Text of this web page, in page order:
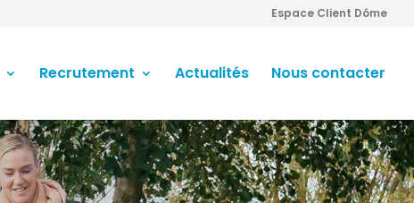
Espace Client Dôme
Recrutement Actualités Nous contacter